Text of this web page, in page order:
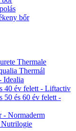
bőr
Thermale
Thermál
Idealia
40 év felett - Liftactiv
50 és 60 év felett -
- Normaderm
Nutrilogie